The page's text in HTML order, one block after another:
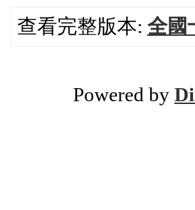
查看完整版本: 全國
Powered by